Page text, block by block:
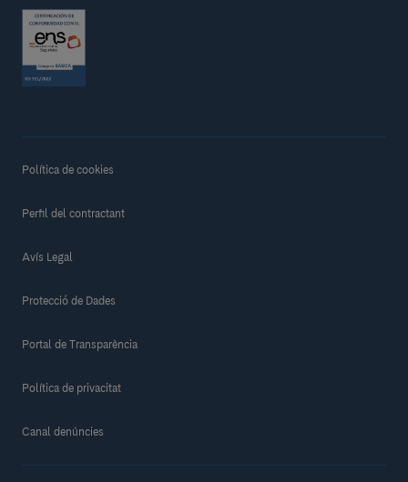
Política de cookies
Perfil del contractant
Avís Legal
Protecció de Dades
Portal de Transparència
Política de privacitat
Canal denúncies